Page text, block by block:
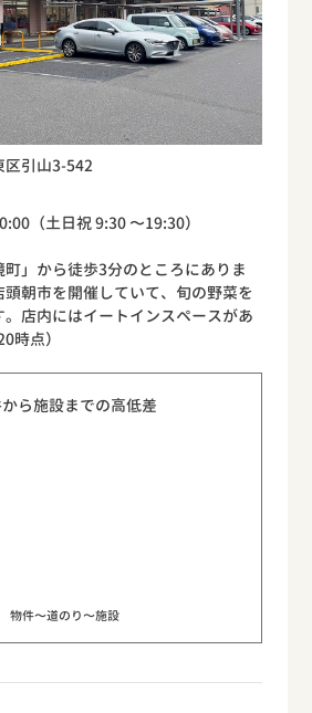
区引山3-542
（土日祝 9:30 〜19:30）
」から徒歩3分のところにありま
朝市を開催していて、旬の野菜を
店内にはイートインスペースがあ
時点）
ら施設までの高低差
物件〜道のり〜施設